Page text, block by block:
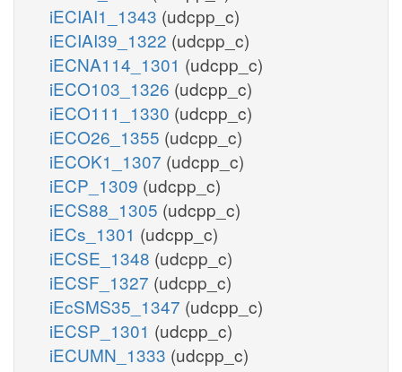
iECIAI1_1343 (udcpp_c)
iECIAI39_1322 (udcpp_c)
iECNA114_1301 (udcpp_c)
iECO103_1326 (udcpp_c)
iECO111_1330 (udcpp_c)
iECO26_1355 (udcpp_c)
iECOK1_1307 (udcpp_c)
iECP_1309 (udcpp_c)
iECS88_1305 (udcpp_c)
iECs_1301 (udcpp_c)
iECSE_1348 (udcpp_c)
iECSF_1327 (udcpp_c)
iEcSMS35_1347 (udcpp_c)
iECSP_1301 (udcpp_c)
iECUMN_1333 (udcpp_c)